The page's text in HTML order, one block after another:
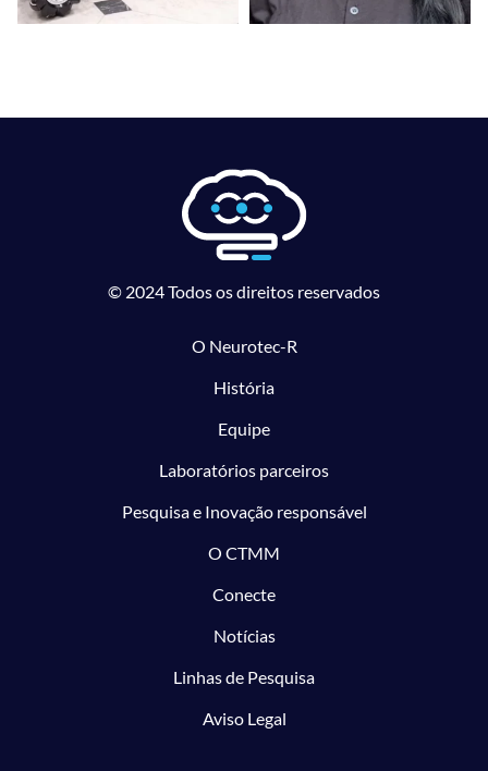
© 2024 Todos os direitos reservados
O Neurotec-R
História
Equipe
Laboratórios parceiros
Pesquisa e Inovação responsável
O CTMM
Conecte
Notícias
Linhas de Pesquisa
Aviso Legal